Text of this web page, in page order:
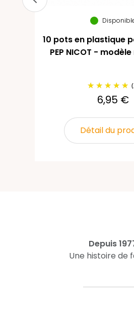
10 pots en plastique
PEP NICOT -
6,95 €
Détail du
Depuis
Une histoire de